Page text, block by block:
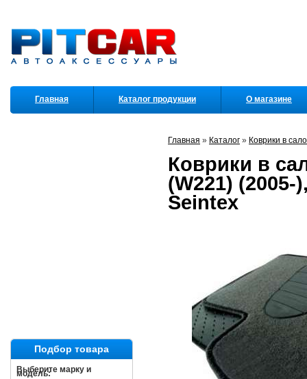
Главная » Каталог » Коврики в
Коврики в
(W221)
Seintex
Главная Каталог продукции О магазине
Подбор товара
Выберите марку и
модель: